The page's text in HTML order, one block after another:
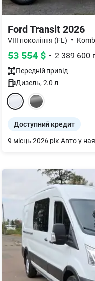
Ford Transit 2026
VIII покоління (FL) •
53 554 $ • 2 389 600
Передній привід
Дизель, 2.0 л
Доступний кредит
9 місць 2026 рік Авто у